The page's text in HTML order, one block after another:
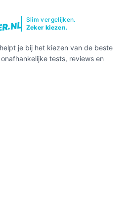
Slim vergelijken.
Zeker kiezen.
je bij het kiezen van de beste
tests, reviews en